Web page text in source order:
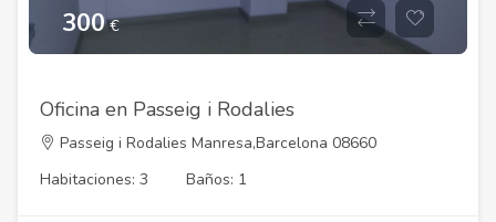
300€
Oficina en Passeig i Rodalies
Passeig i Rodalies Manresa,Barcelona 08660
Habitaciones: 3
Baños: 1